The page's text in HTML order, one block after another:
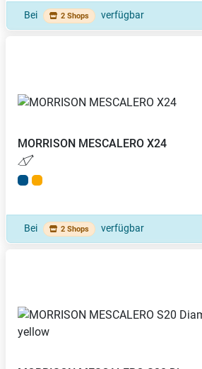
Bei 2 Shops verfügbar
MORRISON MESCALERO X24
Bei 2 Shops verfügbar